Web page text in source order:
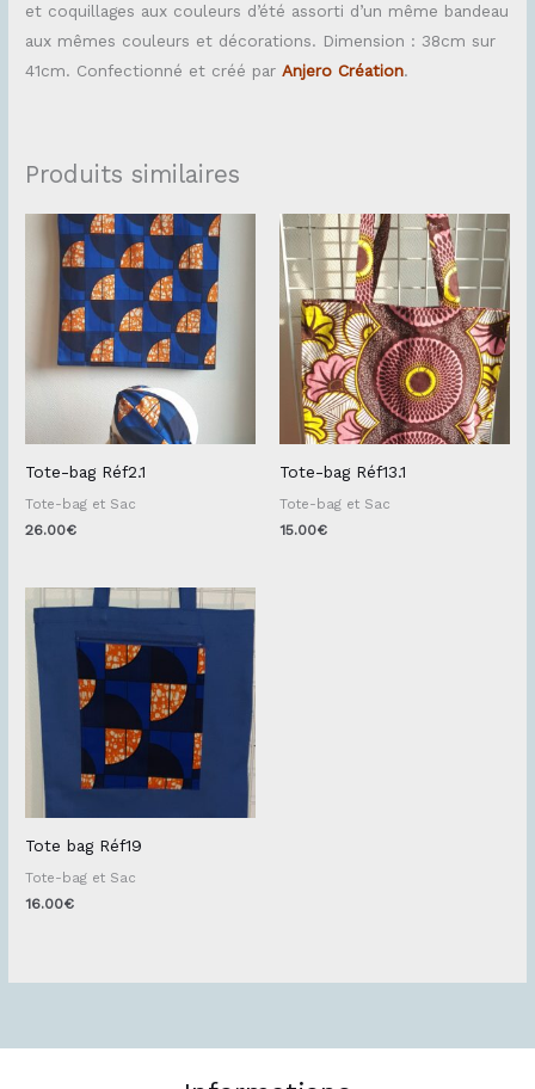
et coquillages aux couleurs d’été assorti d’un même bandeau
aux mêmes couleurs et décorations. Dimension : 38cm sur
41cm. Confectionné et créé parAnjero Création.
Produits similaires
Tote-bag Réf2.1
Tote-bag et Sac
26.00€
Tote-bag Réf13.1
Tote-bag et Sac
15.00€
Tote bag Réf19
Tote-bag et Sac
16.00€